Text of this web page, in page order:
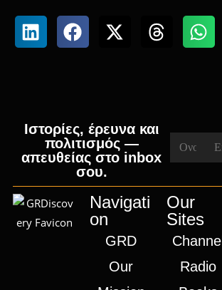
Ιστορίες, έρευνα και
πολιτισμός —
απευθείας στο inbox
σου.
Navigati
on
GRD
Our
Our
Sites
Channel
Radio